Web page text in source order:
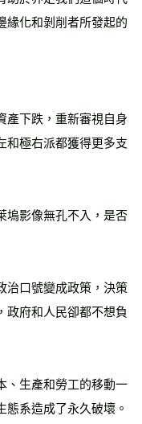
緣化和剝削者所發起的
下跌，重新審視自身
和極右派都獲得更多支
塢影像無孔不入，是否
治口號變成政策，決策
政府和人民卻都不想負
、生產和勞工的移動一
系造成了永久破壞。